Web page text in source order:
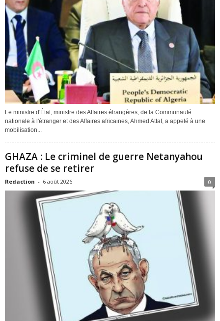
Le ministre d'État, ministre des Affaires étrangères, de la Communauté
nationale à l'étranger et des Affaires africaines, Ahmed Attaf, a appelé à une
mobilisation...
GHAZA : Le criminel de guerre Netanyahou
refuse de se retirer
Redaction - 6 août 2026 0